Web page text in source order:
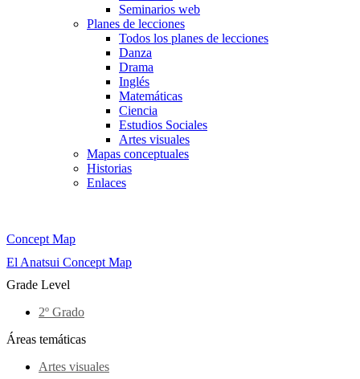
Seminarios web
Planes de lecciones
Todos los planes de lecciones
Danza
Drama
Inglés
Matemáticas
Ciencia
Estudios Sociales
Artes visuales
Mapas conceptuales
Historias
Enlaces
Concept Map
El Anatsui Concept Map
Grade Level
2º Grado
Áreas temáticas
Artes visuales